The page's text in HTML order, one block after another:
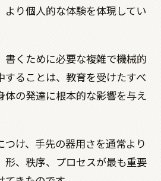
り個人的な体験を体現してい
書くために必要な複雑で機械的
することは、教育を受けたすべ
体の発達に根本的な影響を与え
け、手先の器用さを通常より
形、秩序、プロセスが最も重要